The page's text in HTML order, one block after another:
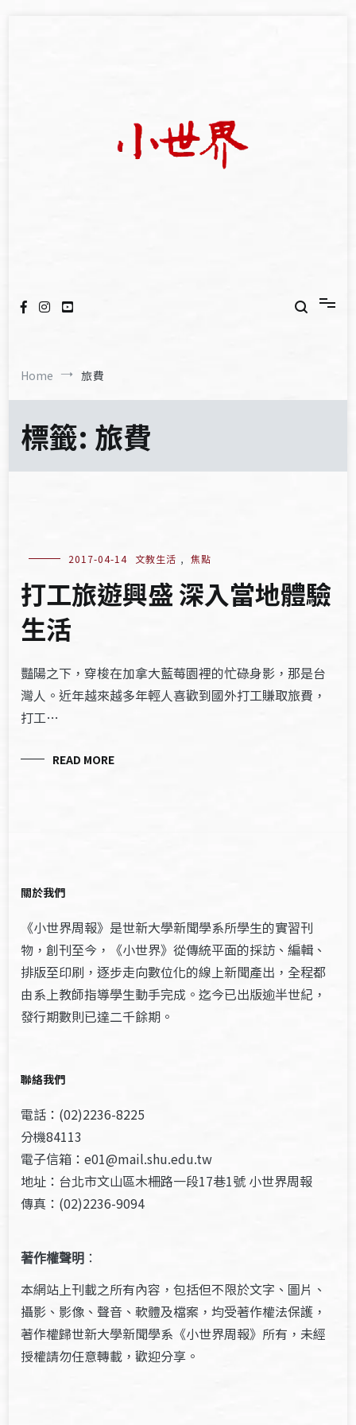
Home 旅費
標籤: 旅費
2017-04-14 文教生活 , 焦點
打工旅遊興盛 深入當地體驗
生活
豔陽之下，穿梭在加拿大藍莓園裡的忙碌身影，那是台
灣人。近年越來越多年輕人喜歡到國外打工賺取旅費，
打工…
READ MORE
關於我們
《小世界周報》是世新大學新聞學系所學生的實習刊
物，創刊至今，《小世界》從傳統平面的採訪、編輯、
排版至印刷，逐步走向數位化的線上新聞產出，全程都
由系上教師指導學生動手完成。迄今已出版逾半世紀，
發行期數則已達二千餘期。
聯絡我們
電話：(02)2236-8225
分機84113
電子信箱：e01@mail.shu.edu.tw
地址：台北市文山區木柵路一段17巷1號 小世界周報
傳真：(02)2236-9094
著作權聲明 ：
本網站上刊載之所有內容，包括但不限於文字、圖片、
攝影、影像、聲音、軟體及檔案，均受著作權法保護，
著作權歸世新大學新聞學系《小世界周報》所有，未經
授權請勿任意轉載，歡迎分享。